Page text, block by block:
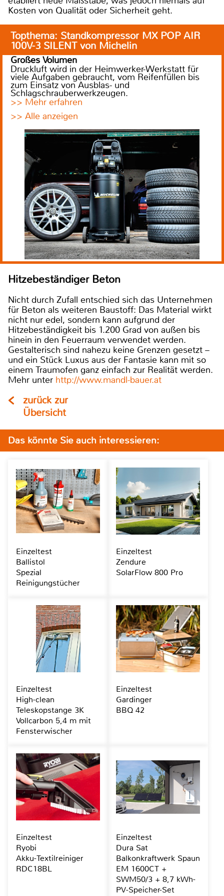
Kosten von Qualität oder Sicherheit geht.
Topthema: Standkompressor MX POP AIR
100V-3 SILENT von Michelin
Großes Volumen
Druckluft wird in der Heimwerker-Werkstatt für
viele Aufgaben gebraucht, vom Reifenfüllen bis
zum Einsatz von Ausblas- und
Schlagschrauberwerkzeugen.
>> Mehr erfahren
>> Alle anzeigen
Hitzebeständiger Beton
Nicht durch Zufall entschied sich das Unternehmen
für Beton als weiteren Baustoff: Das Material wirkt
nicht nur edel, sondern kann aufgrund der
Hitzebeständigkeit bis 1.200 Grad von außen bis
hinein in den Feuerraum verwendet werden.
Gestalterisch sind nahezu keine Grenzen gesetzt –
und ein Stück Luxus aus der Fantasie kann mit so
einem Traumofen ganz einfach zur Realität werden.
Mehr unter http://www.mandl-bauer.at
zurück zur
Übersicht
Das könnte Sie auch interessieren:
Einzeltest
Ballistol
Spezial
Reinigungstücher
Einzeltest
Zendure
SolarFlow 800 Pro
Einzeltest
High-clean
Teleskopstange 3K
Vollcarbon 5,4 m mit
Fensterwischer
Einzeltest
Gardinger
BBQ 42
Einzeltest
Ryobi
Akku-Textilreiniger
RDC18BL
Einzeltest
Dura Sat
Balkonkraftwerk Spaun
EM 1600CT +
SWM50/3 + 8,7 kWh-
PV-Speicher-Set